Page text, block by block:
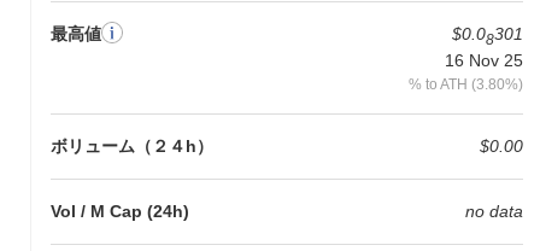
最高値 $0.08301
16 Nov 25
% to ATH (3.80%)
ボリューム（２４h） $0.00
Vol / M Cap (24h) no data